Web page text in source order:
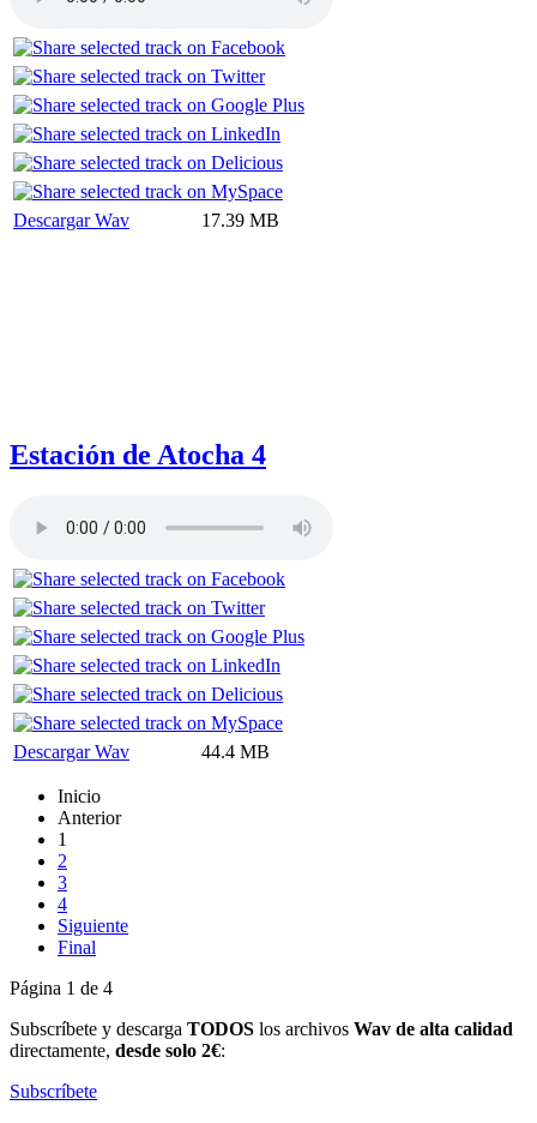
Descargar Wav 17.39 MB
Estación de Atocha 4
Descargar Wav 44.4 MB
Inicio
Anterior
1
2
3
4
Siguiente
Final
Página 1 de 4
Subscríbete y descarga TODOS los archivos Wav de alta calidad
directamente, desde solo 2€:
Subscríbete